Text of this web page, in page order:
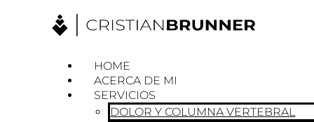
HOME
ACERCA DE MI
SERVICIOS
DOLOR Y COLUMNA VERTEBRAL